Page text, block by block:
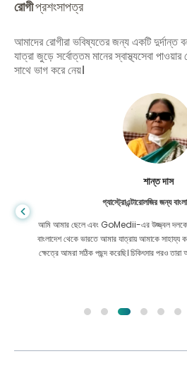
রোগীপ্রশংসাপত্র
আমাদের রোগীরা ভবিষ্যতের জন্য একটি দুর্দান্ত
যাত্রা জুড়ে সর্বোত্তম মানের স্বাস্থ্যসেবা
সাথে ভাগ করে নেয়।
শান্ত দাস
গ্যাস্ট্রোএন্টারোলজির জন্য
আমি আমার ছেলে এবং GoMedii-এর উজ্জ্বল দলকে
বাংলাদেশ থেকে ভারতে আমার যাত্রায় আমাকে
ক্ষেত্রে আমরা সঠিক পছন্দ করেছি। চিকিৎসার পরও